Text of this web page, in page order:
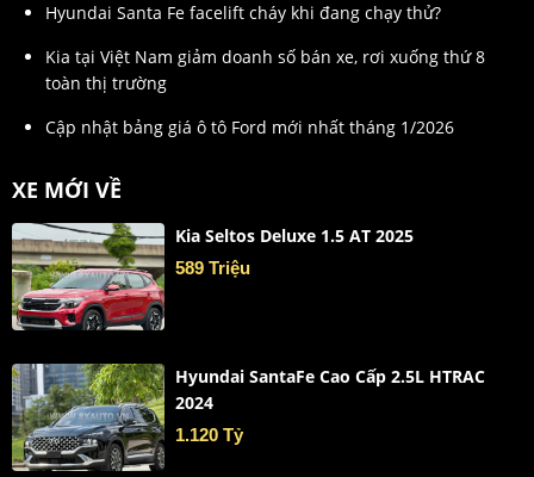
Hyundai Santa Fe facelift cháy khi đang chạy thử?
Kia tại Việt Nam giảm doanh số bán xe, rơi xuống thứ 8
toàn thị trường
Cập nhật bảng giá ô tô Ford mới nhất tháng 1/2026
XE MỚI VỀ
Kia Seltos Deluxe 1.5 AT 2025
589 Triệu
Hyundai SantaFe Cao Cấp 2.5L HTRAC
2024
1.120 Tỷ